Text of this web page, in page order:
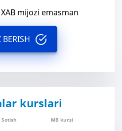
mijozi emasman
kurslari
Sotish MB kursi